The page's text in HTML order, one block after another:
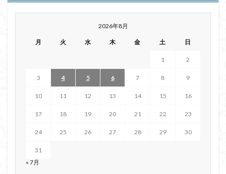
2026年8月
月 火 水 木 金 土 日
1 2
3 4 5 6 7 8 9
10 11 12 13 14 15 16
17 18 19 20 21 22 23
24 25 26 27 28 29 30
31
« 7月